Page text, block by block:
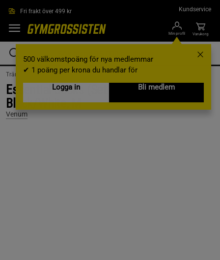
Fri frakt över 499 kr Kundservice
Min profil
500 välkomstpoäng för nya medlemmar
✔ 1 poäng per krona du handlar för
Logga in
Bli medlem
Varukorg
Träningskläder / Träningskläder Herr /Strumpor
Essential Socks (Set of 3 pairs)
Black/White, M
Venum